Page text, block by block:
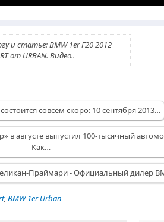
и статье: BMW 1er F20 2012
от URBAN. Видео..
совсем скоро: 10 сентября 2013…
в августе выпустил 100-тысячный
Как…
Праймари - Официальный дилер
, BMW 1er Urban